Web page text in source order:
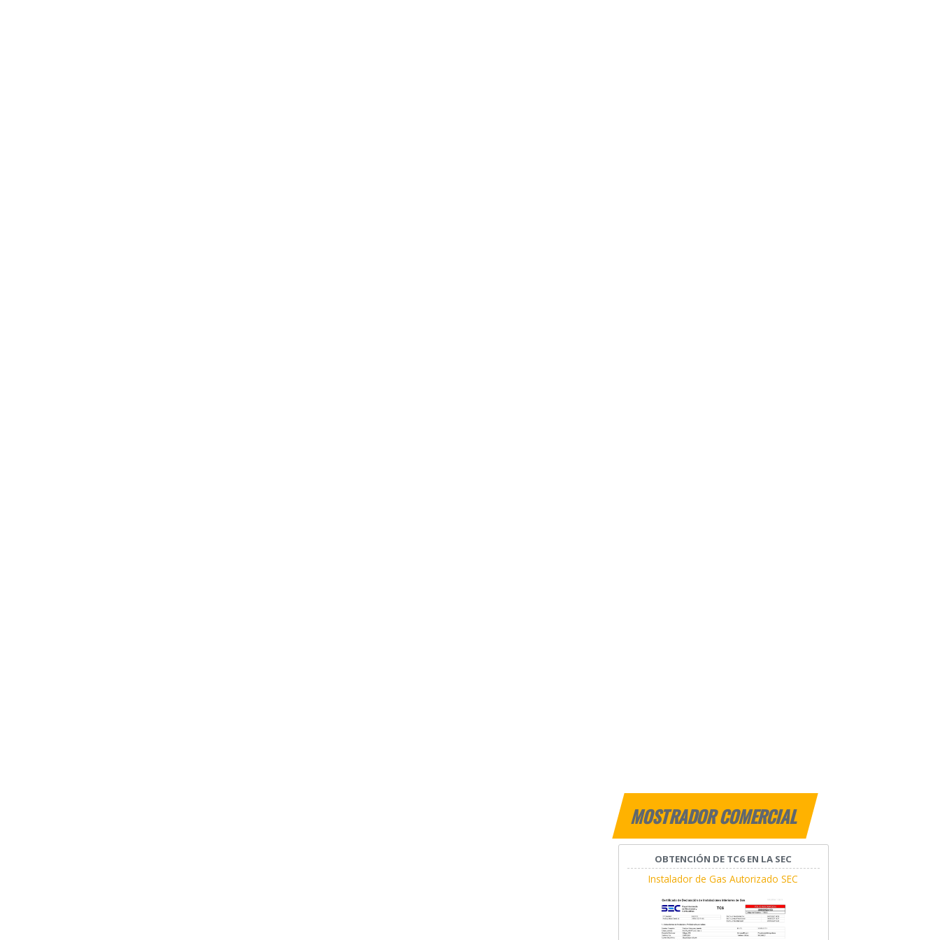
MOSTRADOR COMERCIAL
OBTENCIÓN DE TC6 EN LA SEC
Instalador de Gas Autorizado SEC